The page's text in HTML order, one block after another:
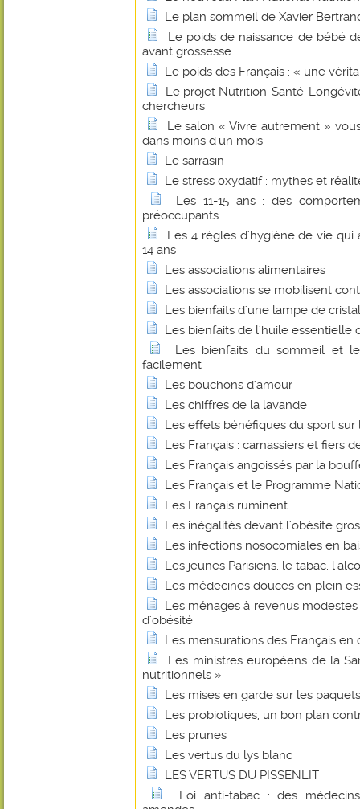
Le plan sommeil de Xavier
Le poids de naissance de bébé
avant grossesse
Le poids des Français : « une
Le projet Nutrition-Santé-
chercheurs
Le salon « Vivre autrement »
dans moins d'un mois
Le sarrasin
Le stress oxydatif : mythes et
Les 11-15 ans : des
préoccupants
Les 4 règles d'hygiène de vie
14 ans
Les associations alimentaires
Les associations se mobilisent
Les bienfaits d'une lampe de
Les bienfaits de l'huile essentielle
Les bienfaits du sommeil et
facilement
Les bouchons d'amour
Les chiffres de la lavande
Les effets bénéfiques du sport sur
Les Français : carnassiers et fiers
Les Français angoissés par la
Les Français et le Programme
Les Français ruminent...
Les inégalités devant l'obésité
Les infections nosocomiales en
Les jeunes Parisiens, le tabac,
Les médecines douces en plein
Les ménages à revenus
d'obésité
Les mensurations des Français en
Les ministres européens de la
nutritionnels »
Les mises en garde sur les
Les probiotiques, un bon plan
Les prunes
Les vertus du lys blanc
LES VERTUS DU PISSENLIT
Loi anti-tabac : des